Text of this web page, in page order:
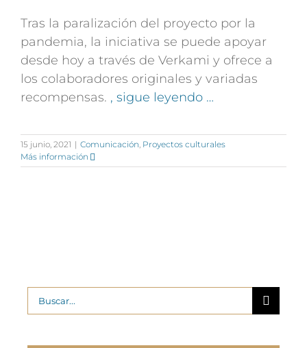
Tras la paralización del proyecto por la
pandemia, la iniciativa se puede apoyar
desde hoy a través de Verkami y ofrece a
los colaboradores originales y variadas
recompensas. , sigue leyendo …
15 junio, 2021 | Comunicación, Proyectos culturales
Más información
Buscar: